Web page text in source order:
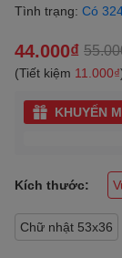
Tình trạng: Có
44.000₫
(Tiết kiệm 11.000₫
KHUYẾN
Kích thước:
Chữ nhật 53x36